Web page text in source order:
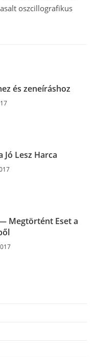
oszcillografikus
és zeneíráshoz
Jó Lesz Harca
Megtörtént Eset a